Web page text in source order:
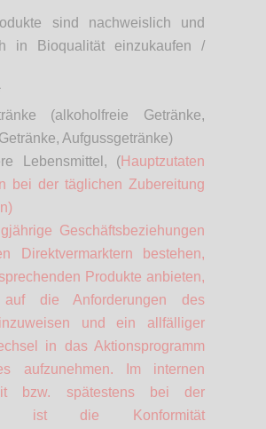
sind nachweislich und
in Bioqualität einzukaufen /
(alkoholfreie Getränke,
Aufgussgetränke)
Lebensmittel, (Hauptzutaten
bei der täglichen Zubereitung
Geschäftsbeziehungen
Direktvermarktern bestehen,
Produkte anbieten,
die Anforderungen des
und ein allfälliger
in das Aktionsprogramm
aufzunehmen. Im internen
bzw. spätestens bei der
ist die Konformität